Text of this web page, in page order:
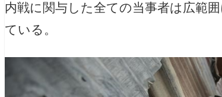
内戦に関与した全ての当事者は広範
ている。